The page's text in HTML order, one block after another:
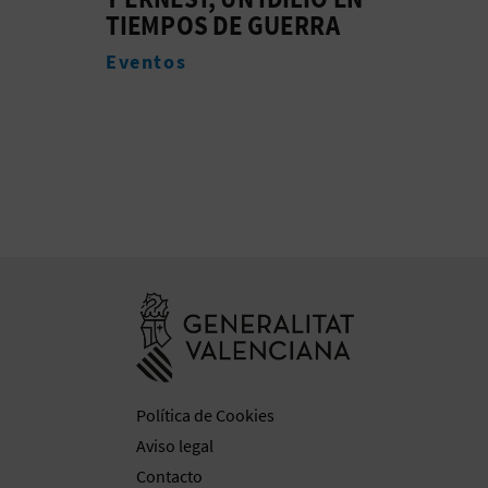
Experiencias
Política de Cookies
Aviso legal
Contacto